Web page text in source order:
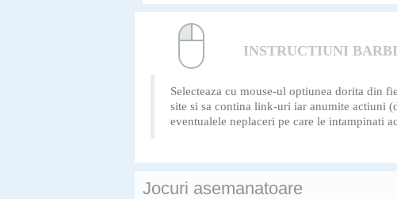
INSTRUCTIUNI
Selecteaza cu mouse-ul optiunea dorita din
site si sa contina link-uri iar anumite actiuni
eventualele neplaceri pe care le intampinati
Jocuri asemanatoare